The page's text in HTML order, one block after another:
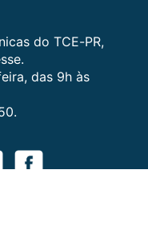
do TCE-PR,
das 9h às